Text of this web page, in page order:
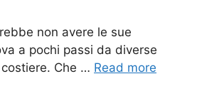
non avere le sue
a pochi passi da diverse
Che … Read more